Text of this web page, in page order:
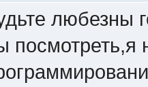
любезны
посмотреть,я